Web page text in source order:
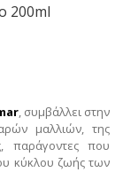
200ml
, συμβάλλει στην
μαλλιών, της
παράγοντες που
κύκλου ζωής των